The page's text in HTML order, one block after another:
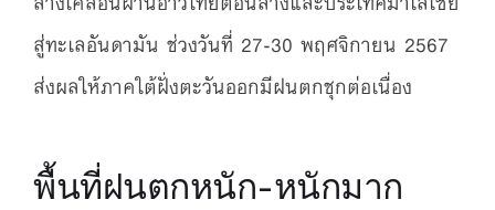
สู่ทะเลอันดามัน ช่วงวันที่ 27-30 พฤศจิกายน 2567
ส่งผลให้ภาคใต้ฝั่งตะวันออกมีฝนตกชุกต่อเนื่อง
พื้นที่ฝนตกหนัก-หนักมาก